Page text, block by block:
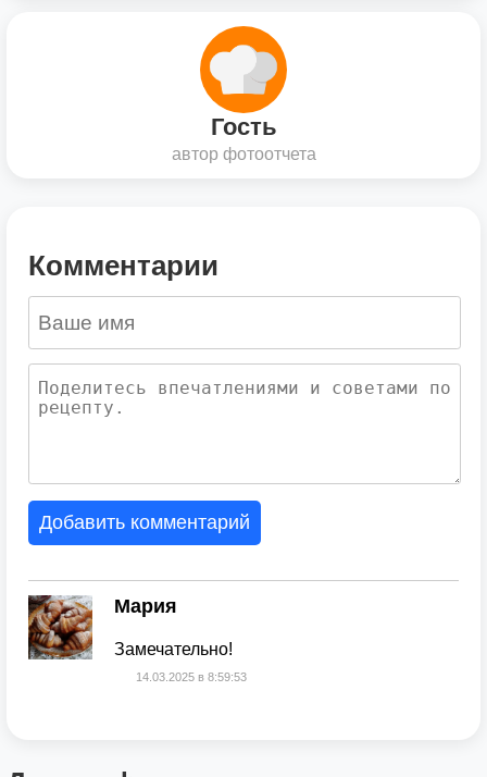
Гость
автор фотоотчета
Комментарии
Добавить комментарий
Мария
Замечательно!
14.03.2025в 8:59:53